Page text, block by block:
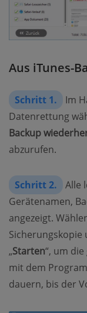
Aus iTunes-
Schritt 1.
Im
Datenrettung
Backup
abzurufen.
Schritt 2.
Alle
Gerätenamen,
angezeigt.
Sicherungskopie
„Starten“, um
mit dem
dauern, bis der